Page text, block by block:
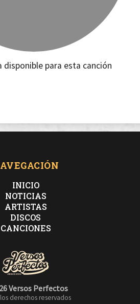
disponible para esta canción
INICIO
NOTICIAS
ARTISTAS
DISCOS
CANCIONES
Versos Perfectos
derechos reservados